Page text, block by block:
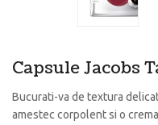
Capsule Jacobs
Bucurati-va de textura
amestec corpolent si o